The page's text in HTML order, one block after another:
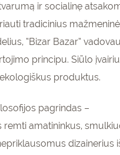
ir socialinę
tradicinius
“Bizar Bazar”
principu. Siūlo
produktus.
pagrindas –
remti amatininkus,
dizainerius